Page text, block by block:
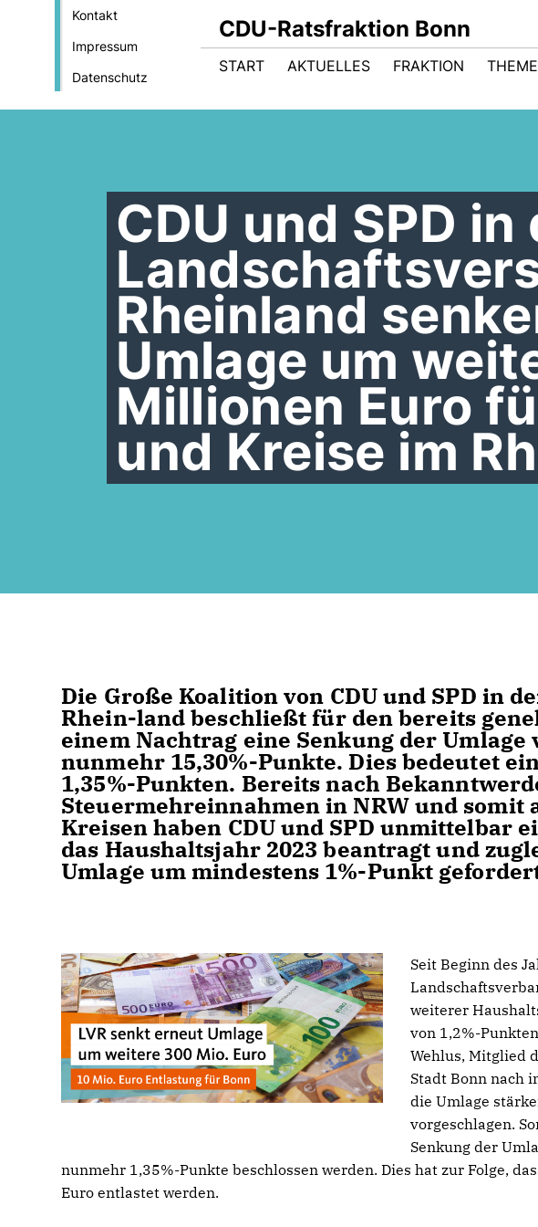
Kontakt
Impressum
Datenschutz
CDU-Ratsfraktion Bonn
START AKTUELLES FRAKTION
CDU und SPD in
Rheinland
Umlage um
Millionen Euro
und Kreise im
Die Große Koalition von CDU und SPD in
Rhein-land beschließt für den bereits
einem Nachtrag eine Senkung der Umlage
nunmehr 15,30%-Punkte. Dies bedeutet
1,35%-Punkten. Bereits nach
Steuermehreinnahmen in NRW und somit
Kreisen haben CDU und SPD unmittelbar
das Haushaltsjahr 2023 beantragt und
Umlage um mindestens 1%-Punkt
Seit Beginn des
weiterer
von 1,2%-
Wehlus, Mitglied
Stadt Bonn nach
die Umlage
vorgeschlagen.
Senkung der
nunmehr 1,35%-Punkte beschlossen werden. Dies hat zur Folge,
Euro entlastet werden.